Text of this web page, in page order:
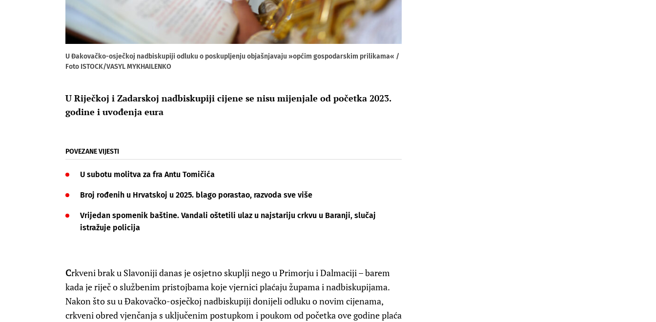
U Đakovačko-osječkoj nadbiskupiji odluku o poskupljenju objašnjavaju »općim gospodarskim prilikama« /
Foto ISTOCK/VASYL MYKHAILENKO
U Riječkoj i Zadarskoj nadbiskupiji cijene se nisu mijenjale od početka 2023.
godine i uvođenja eura
POVEZANE VIJESTI
U subotu molitva za fra Antu Tomičića
Broj rođenih u Hrvatskoj u 2025. blago porastao, razvoda sve više
Vrijedan spomenik baštine. Vandali oštetili ulaz u najstariju crkvu u Baranji, slučaj
istražuje policija
Crkveni brak u Slavoniji danas je osjetno skuplji nego u Primorju i Dalmaciji – barem
kada je riječ o službenim pristojbama koje vjernici plaćaju župama i nadbiskupijama.
Nakon što su u Đakovačko-osječkoj nadbiskupiji donijeli odluku o novim cijenama,
crkveni obred vjenčanja s uključenim postupkom i poukom od početka ove godine plaća